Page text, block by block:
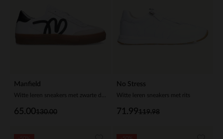
Manfield
130.00
65.00
No Stress
Witte leren sneakers met rits
119.98
71.99